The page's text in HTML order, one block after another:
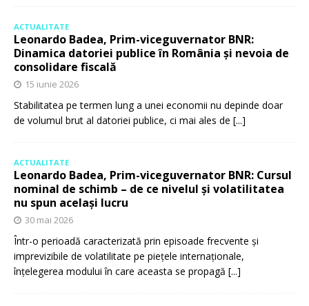
ACTUALITATE
Leonardo Badea, Prim-viceguvernator BNR:
Dinamica datoriei publice în România și nevoia de
consolidare fiscală
15 iunie 2026
Stabilitatea pe termen lung a unei economii nu depinde doar
de volumul brut al datoriei publice, ci mai ales de [...]
ACTUALITATE
Leonardo Badea, Prim-viceguvernator BNR: Cursul
nominal de schimb – de ce nivelul și volatilitatea
nu spun același lucru
30 mai 2026
Într-o perioadă caracterizată prin episoade frecvente și
imprevizibile de volatilitate pe piețele internaționale,
înțelegerea modului în care aceasta se propagă [...]